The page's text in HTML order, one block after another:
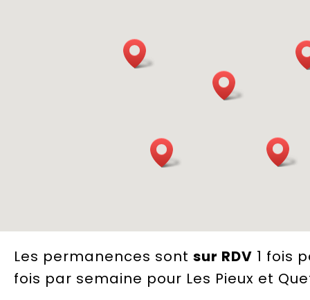
Les permanences sont sur RDV 1 fois
fois par semaine pour Les Pieux et